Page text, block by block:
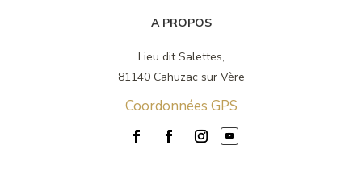
A PROPOS
Lieu dit Salettes,
81140 Cahuzac sur Vère
Coordonnées GPS